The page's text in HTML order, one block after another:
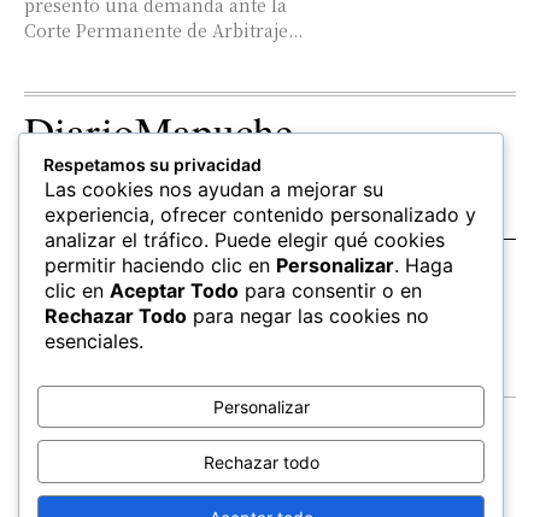
presentó una demanda ante la
Corte Permanente de Arbitraje...
DiarioMapuche
TERRITORIO CULTURA
Patrimonio
OPINION
Columnistas
SALUD
hierbas
EDUCACIÓN
Mapudungun
Estudiantes
FOLLOW US
Apoya
Respetamos su privacidad
Las cookies nos ayudan a mejorar su
experiencia, ofrecer contenido personalizado y
analizar el tráfico. Puede elegir qué cookies
permitir haciendo clic en Personalizar. Haga
clic en Aceptar Todo para consentir o en
Rechazar Todo para negar las cookies no
esenciales.
Personalizar
Rechazar todo